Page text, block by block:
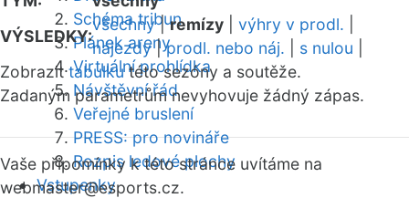
Schéma tribun
Plánek areny
Virtuální prohlídka
Návštěvní řád
Veřejné bruslení
PRESS: pro novináře
Rozpis ledové plochy
Vstupenky
VÝSLEDKY:
všechny|remízy výhry v prodl.
nájezdy|prodl. nebo náj. s nulou
Zobrazittabulkutéto sezóny a soutěže.
Zadaným parametrům nevyhovuje žádný zápas.
Vaše připomínky k této stránce uvítáme na
webmaster@esports.cz.